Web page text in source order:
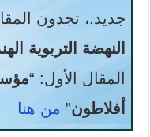
جديد.، تجدون
النهضة التربوية
المقال الأول: “
أفلاطون” من هنا